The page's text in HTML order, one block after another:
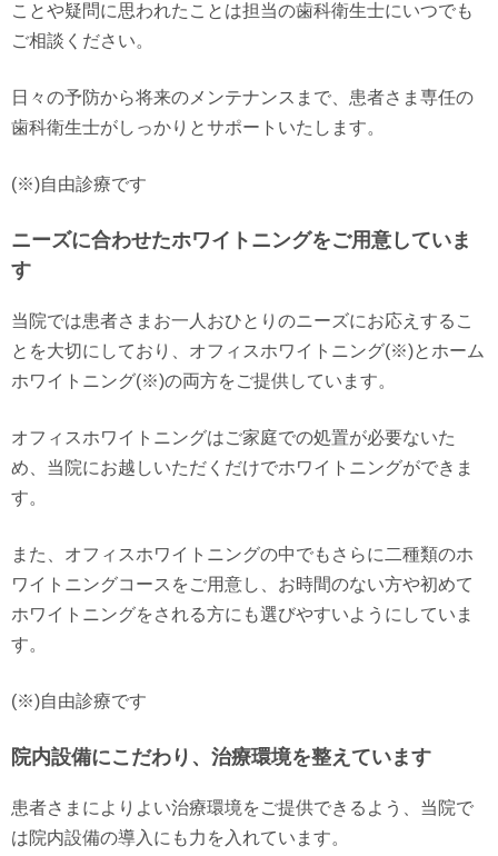
ことや疑問に思われたことは担当の歯科衛生士にいつでも
ご相談ください。
日々の予防から将来のメンテナンスまで、患者さま専任の
歯科衛生士がしっかりとサポートいたします。
(※)自由診療です
ニーズに合わせたホワイトニングをご用意していま
す
当院では患者さまお一人おひとりのニーズにお応えするこ
とを大切にしており、オフィスホワイトニング(※)とホーム
ホワイトニング(※)の両方をご提供しています。
オフィスホワイトニングはご家庭での処置が必要ないた
め、当院にお越しいただくだけでホワイトニングができま
す。
また、オフィスホワイトニングの中でもさらに二種類のホ
ワイトニングコースをご用意し、お時間のない方や初めて
ホワイトニングをされる方にも選びやすいようにしていま
す。
(※)自由診療です
院内設備にこだわり、治療環境を整えています
患者さまによりよい治療環境をご提供できるよう、当院で
は院内設備の導入にも力を入れています。